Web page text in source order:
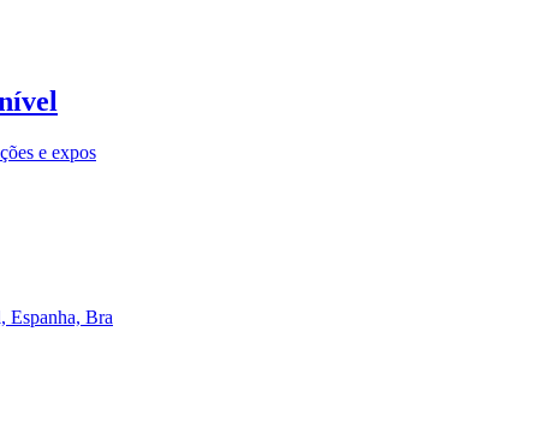
e expos
Espanha, Bra